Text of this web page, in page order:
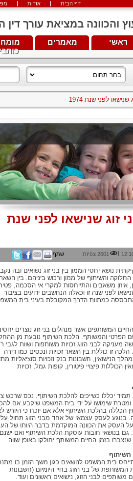
אודות דף הבית
והכוונה במציאת עורך דין
מאמרים ראשי
לפני שנת 1974
זוג שנישאו לפני שנת
| 2601 צפיות שתף
נושא יחסי הממון בין בני זוג נשואים ובה
והשיתוף של ממון ורכוש ביניהם. בין השאר
איזון משאבים והתייחסות למקרי אי הסכמה,
לפני שנה זו וכאלה הנחשבים ידועים בציבור
כמתוות הדרך המקובלת בעיני בית
המשותפים אשר מנהלים בני זוג נוצרים
הפרטי והמשותף. הלכת השיתוף נובעת מן
מעניקה לבני הזוג זכויות משותפות ושוות לגבי
זו כוללת בין השאר זכויות ונכסים כמו דירה
הנישואין, חשבונות בנק וזכויות סוציאליות
הכוללות פיצויי פיטורין, קופות גמל, זכויות
תמיד יכללו כשייכים להלכת השיתוף. נכס שרכש
ומטרת שימושו על ידי בית המשפט שיקבע אם
הכללה בהלכת השיתוף אלא אם יוכח כי היורש
בנוגע לעסק עצמאי של אחד מבני הזוג תחול
העסק את הכוונה המוקדמת בדבר היותו של
גם בנושאי חובות עוסקת הלכת השיתוף ואם ישנם
בזמן החיים המשותף יחולקו באופן שווה.
בית המשפט לנושאים כגון משך הזמן בו
של בני הזוג בחיי היומיום (חשבונות
משותפים לבני הזוג, נישואים ראשונים ועוד.